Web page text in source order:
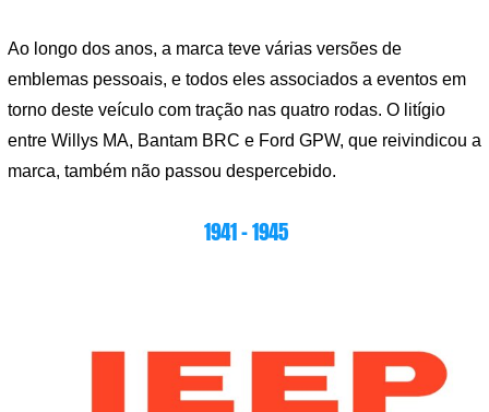
Ao longo dos anos, a marca teve várias versões de
emblemas pessoais, e todos eles associados a eventos em
torno deste veículo com tração nas quatro rodas. O litígio
entre Willys MA, Bantam BRC e Ford GPW, que reivindicou a
marca, também não passou despercebido.
1941 – 1945